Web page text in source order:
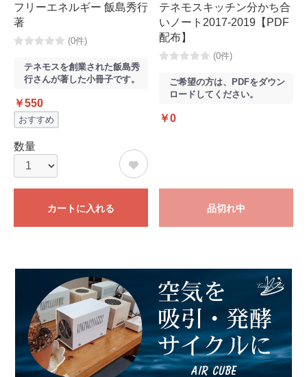
フリーエネルギー 飯島秀行
著
(0件)
テネモスを創業された飯島秀
行さんが著した小冊子です。
￥550
おすすめ
数量
カートに入れる
テネモスキッチン分かち合
いノート2017-2019【PDF
配布】
(0件)
ご希望の方は、PDFをダウン
ロードしてください。
￥0
品切れ中